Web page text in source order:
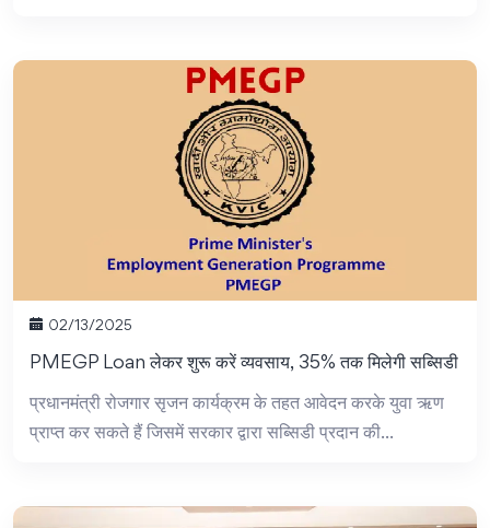
02/13/2025
PMEGP Loan लेकर शुरू करें व्यवसाय, 35% तक मिलेगी सब्सिडी
प्रधानमंत्री रोजगार सृजन कार्यक्रम के तहत आवेदन करके युवा ऋण
प्राप्त कर सकते हैं जिसमें सरकार द्वारा सब्सिडी प्रदान की...